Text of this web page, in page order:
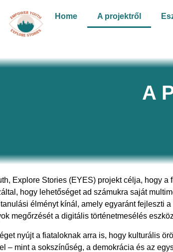
Home A projektről
A
Explore Stories (EYES) projekt célja, hogy
hogy lehetőséget ad számukra saját
élményt kínál, amely egyaránt fejleszti
megőrzését a digitális történetmesélés
nyújt a fiataloknak arra is, hogy kulturális
– mint a sokszínűség, a demokrácia és az